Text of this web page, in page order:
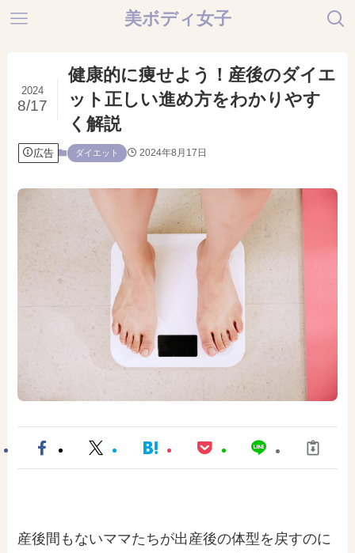
美ボディ女子
健康的に痩せよう！産後のダイエ
ット正しい進め方をわかりやす
く解説
2024
8/17
広告 ダイエット 2024年8月17日
産後間もないママたちが出産後の体型を戻すのに